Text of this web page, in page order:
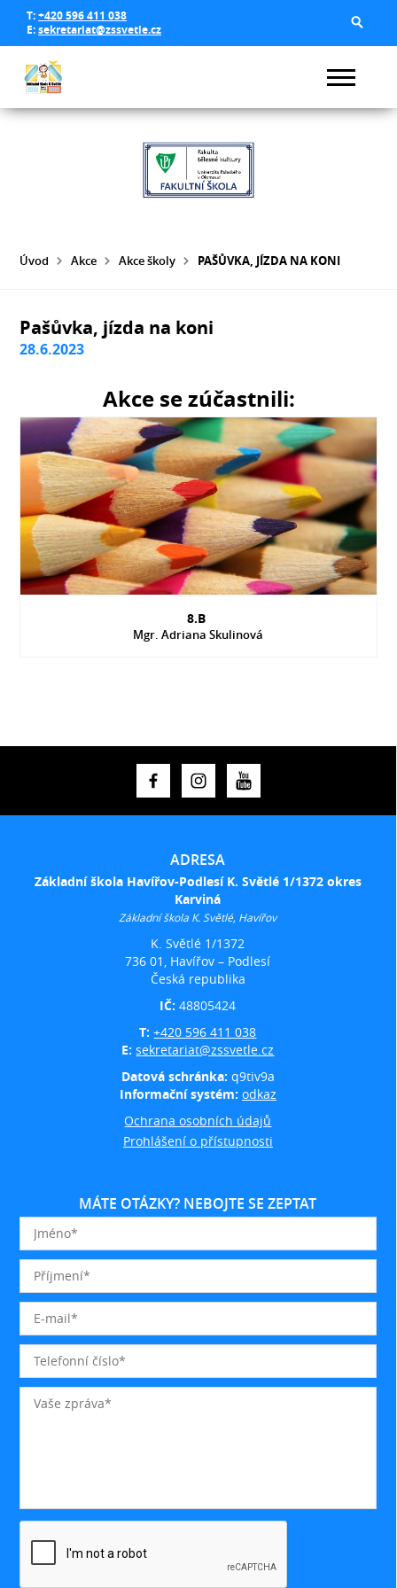
T:+420 596 411 038
E:sekretariat@zssvetle.cz
Úvod Akce Akce školy PAŠŮVKA, JÍZDA NA KONI
Pašůvka, jízda na koni
28.6.2023
Akce se zúčastnili:
8.B
Mgr. Adriana Skulinová
ADRESA
Základní škola Havířov-Podlesí K. Světlé 1/1372 okres
Karviná
Základní škola K. Světlé, Havířov
K. Světlé 1/1372
736 01, Havířov – Podlesí
Česká republika
IČ:48805424
T:+420 596 411 038
E:sekretariat@zssvetle.cz
Datová schránka: q9tiv9a
Informační systém: odkaz
Ochrana osobních údajů
Prohlášení o přístupnosti
MÁTE OTÁZKY? NEBOJTE SE ZEPTAT